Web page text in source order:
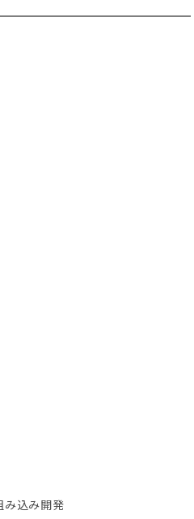
み込み開発